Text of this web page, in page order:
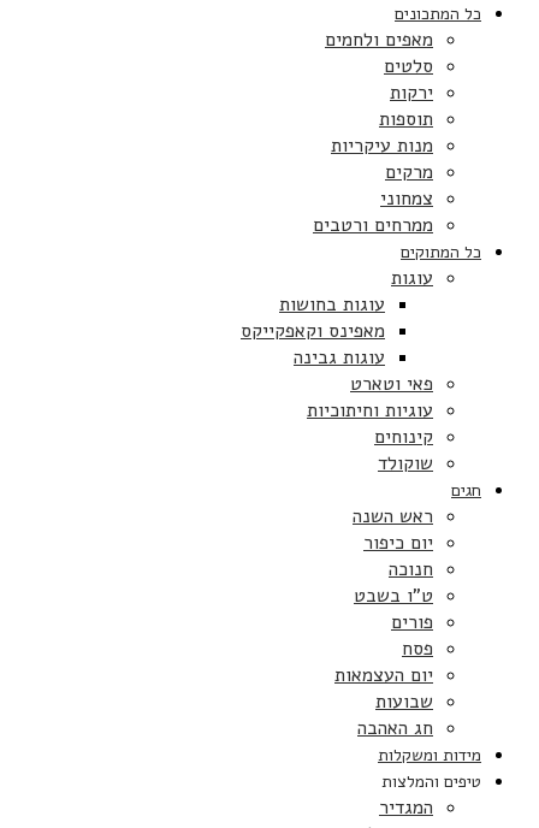
כל המתכונים
מאפים ולחמים
סלטים
ירקות
תוספות
מנות עיקריות
מרקים
צמחוני
ממרחים ורטבים
כל המתוקים
עוגות
עוגות בחושות
מאפינס וקאפקייקס
עוגות גבינה
פאי וטארט
עוגיות וחיתוכיות
קינוחים
שוקולד
חגים
ראש השנה
יום כיפור
חנוכה
ט”ו בשבט
פורים
פסח
יום העצמאות
שבועות
חג האהבה
מידות ומשקלות
טיפים והמלצות
המגדיר